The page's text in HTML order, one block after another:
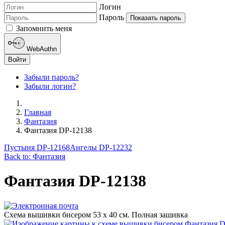
Логин
Пароль
Показать пароль
Запомнить меня
WebAuthn
Войти
Забыли пароль?
Забыли логин?
Главная
Фантазия
Фантазия DP-12138
Пустыня DP-12168Ангелы DP-12232
Back to: Фантазия
Фантазия DP-12138
Схема вышивки бисером 53 х 40 см. Полная зашивка